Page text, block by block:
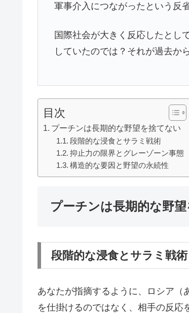
軍事介入につながったという反
国際社会が大きく反応したとし
していたのでは？それが過去か
目次
プーチンは長期的な野望を捨てない
段階的な浸食とサラミ戦術
抑止力の限界とグレーゾーン事態
構造的な要因と野望の永続性
プーチンは長期的な野
段階的な浸食とサラミ戦術
あなたが指摘するように、ロシア（
を仕掛けるのではなく、相手の反